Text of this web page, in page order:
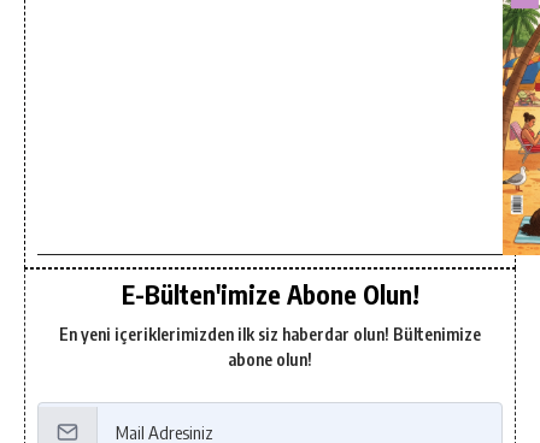
E-Bülten'imize Abone Olun!
En yeni içeriklerimizden ilk siz haberdar olun! Bültenimize
abone olun!